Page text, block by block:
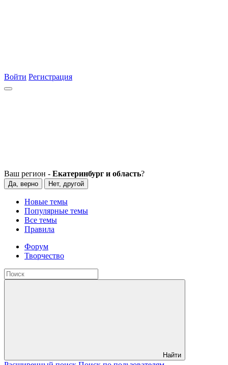
Войти Регистрация
Ваш регион - Екатеринбург и область?
Да, верно Нет, другой
Новые темы
Популярные темы
Все темы
Правила
Форум
Творчество
Найти